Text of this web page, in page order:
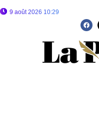
9 août 2026 10:29